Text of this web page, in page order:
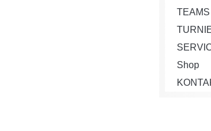
TEAMS
Shop